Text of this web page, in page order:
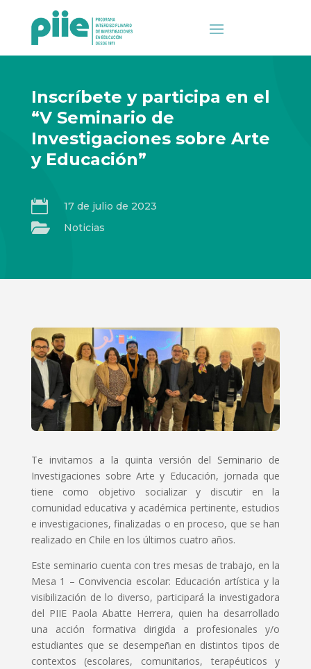
Inscríbete y participa en el
“V Seminario de
Investigaciones sobre Arte
y Educación”
 17 de julio de 2023
 Noticias
Te invitamos a la quinta versión del Seminario de
Investigaciones sobre Arte y Educación, jornada que
tiene como objetivo socializar y discutir en la
comunidad educativa y académica pertinente, estudios
e investigaciones, finalizadas o en proceso, que se han
realizado en Chile en los últimos cuatro años.
Este seminario cuenta con tres mesas de trabajo, en la
Mesa 1 – Convivencia escolar: Educación artística y la
visibilización de lo diverso, participará la investigadora
del PIIE Paola Abatte Herrera, quien ha desarrollado
una acción formativa dirigida a profesionales y/o
estudiantes que se desempeñan en distintos tipos de
contextos (escolares, comunitarios, terapéuticos y